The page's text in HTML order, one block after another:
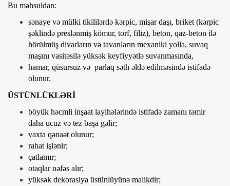
Bu məhsuldan:
sənaye və mülki tikililərdə kərpic, mişar daşı, briket (kərpic
şəklində preslənmiş kömur, torf, filiz), beton, qaz-beton ilə
hörülmüş divarların və tavanların mexaniki yolla, suvaq
maşını vasitəsilə yüksək keyfiyyətlə suvanmasında,
hamar, qüsursuz və parlaq səth əldə edilməsində istifadə
olunur.
ÜSTÜNLÜKLƏRİ
böyük həcmli inşaat layihələrində istifadə zamanı təmir
daha ucuz və tez başa gəlir;
vaxta qənaət olunur;
rahat işlənir;
çatlamır;
otaqlar nəfəs alır;
yüksək dekorasiya üstünlüyünə malikdir;